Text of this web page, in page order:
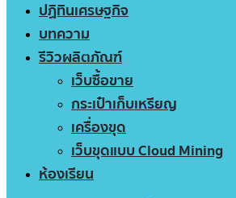
ปฏิทินเศรษฐกิจ
บทความ
รีวิวผลิตภัณฑ์
เว็บซื้อขาย
กระเป๋าเก็บเหรียญ
เครื่องขุด
เว็บขุดแบบ Cloud Mining
ห้องเรียน